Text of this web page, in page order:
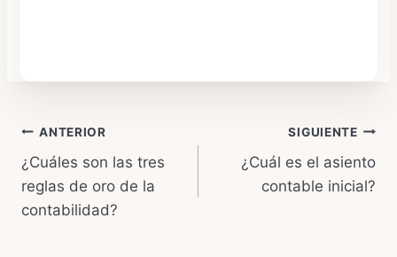
Navegación
de
entradas
ANTERIOR
¿Cuáles son las tres
reglas de oro de la
contabilidad?
SIGUIENTE
¿Cuál es el asiento
contable inicial?